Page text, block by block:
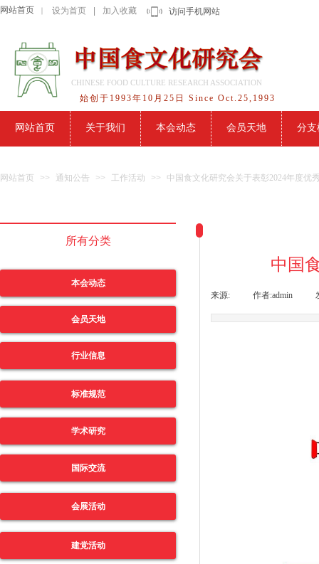
设为首页 加入收藏
网站首页 访问手机网站
始创于1993年10月25日 Since Oct.25,1993
CHINESE FOOD CULTURE RESEARCH ASSOCIATION
网站首页 关于我们 本会动态 会员天地 分支
网站首页 >> 通知公告 >> 工作活动 >> 中国食文化研究会关于表彰2024年度优
所有分类
中国
来源: 作者:admin
本会动态
会员天地
行业信息
标准规范
学术研究
国际交流
会展活动
建党活动